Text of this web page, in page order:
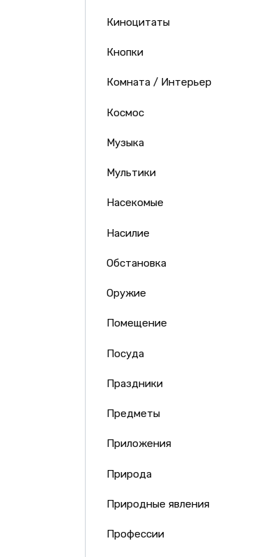
Киноцитаты
Кнопки
Комната / Интерьер
Космос
Музыка
Мультики
Насекомые
Насилие
Обстановка
Оружие
Помещение
Посуда
Праздники
Предметы
Приложения
Природа
Природные явления
Профессии